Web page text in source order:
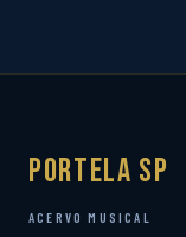
Portela SP
ACERVO MUSICAL